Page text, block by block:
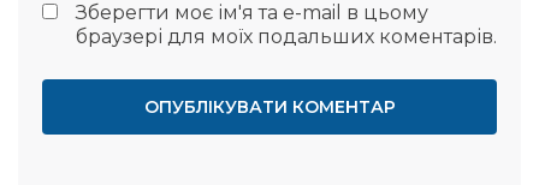
Зберегти моє ім'я та e-mail в цьому
браузері для моїх подальших коментарів.